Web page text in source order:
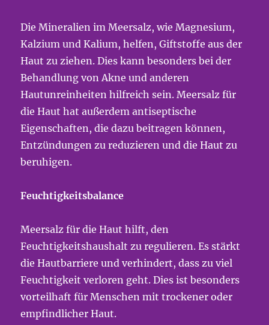
Die Mineralien im Meersalz, wie Magnesium,
Kalzium und Kalium, helfen, Giftstoffe aus der
Haut zu ziehen. Dies kann besonders bei der
Behandlung von Akne und anderen
Hautunreinheiten hilfreich sein. Meersalz für
die Haut hat außerdem antiseptische
Eigenschaften, die dazu beitragen können,
Entzündungen zu reduzieren und die Haut zu
beruhigen.
Feuchtigkeitsbalance
Meersalz für die Haut hilft, den
Feuchtigkeitshaushalt zu regulieren. Es stärkt
die Hautbarriere und verhindert, dass zu viel
Feuchtigkeit verloren geht. Dies ist besonders
vorteilhaft für Menschen mit trockener oder
empfindlicher Haut.